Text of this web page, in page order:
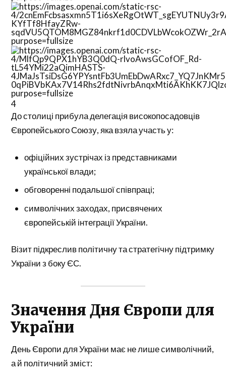
4
До столиці прибула делегація високопосадовців
Європейського Союзу, яка взяла участь у:
офіційних зустрічах із представниками
української влади;
обговоренні подальшої співпраці;
символічних заходах, присвячених
європейській інтеграції України.
Візит підкреслив політичну та стратегічну підтримку
України з боку ЄС.
Значення Дня Європи для
України
День Європи для України має не лише символічний,
а й політичний зміст: